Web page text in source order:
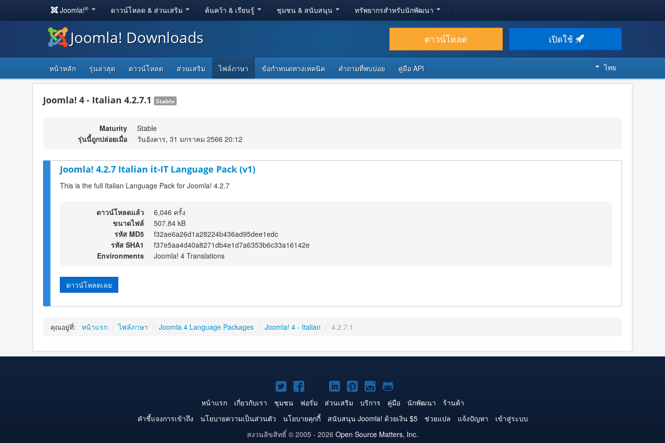
Joomla!® ดาวน์โหลด & ส่วนเสริม ค้นคว้า & เรียนรู้ ชุมชน & สนับสนุน ทรัพยากรสำหรับนักพัฒนา
Joomla! Downloads ดาวน์โหลด เปิดใช้
หน้าหลัก รุ่นล่าสุด ดาวน์โหลด ส่วนเสริม ไฟล์ภาษา ข้อกำหนดทางเทคนิค คำถามที่พบบ่อย คู่มือ API ไทย
Joomla! 4 - Italian 4.2.7.1 Stable
Maturity
Stable
รุ่นนี้ถูกปล่อยเมื่อ
วันอังคาร, 31 มกราคม 2566 20:12
Joomla! 4.2.7 Italian it-IT Language Pack (v1)
This is the full Italian Language Pack for Joomla! 4.2.7
ดาวน์โหลดแล้ว
6,046 ครั้ง
ขนาดไฟล์
507.84 kB
รหัส MD5
f32ae6a26d1a28224b436ad95dee1edc
รหัส SHA1
f37e5aa4d40a8271db4e1d7a6353b6c33a16142e
Environments
Joomla! 4 Translations
ดาวน์โหลดเลย
คุณอยู่ที่: หน้าแรก / ไฟล์ภาษา / Joomla 4 Language Packages / Joomla! 4 - Italian / 4.2.7.1
Joomla!
บน
Twitter
Joomla!
บน
Facebook
Joomla!
บน
YouTube
Joomla!
บน
LinkedIn
Joomla!
บน
Pinterest
Joomla!
บน
Instagram
Joomla!
บน
GitHub
หน้าแรก เกี่ยวกับเรา ชุมชน ฟอรั่ม ส่วนเสริม บริการ คู่มือ นักพัฒนา
ร้านค้า
คำชี้แจงการเข้าถึง
นโยบายความเป็นส่วนตัว นโยบายคุกกี้ สนับสนุน Joomla! ด้วยเงิน $5 ช่วยแปล แจ้งปัญหา
เข้าสู่ระบบ
สงวนลิขสิทธิ์ © 2005 - 2026 Open Source Matters, Inc.